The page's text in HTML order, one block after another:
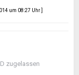
um 08:27 Uhr ]
zugelassen